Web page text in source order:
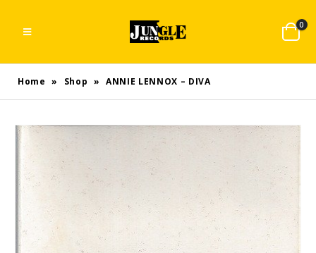
0
Home » Shop » ANNIE LENNOX – DIVA